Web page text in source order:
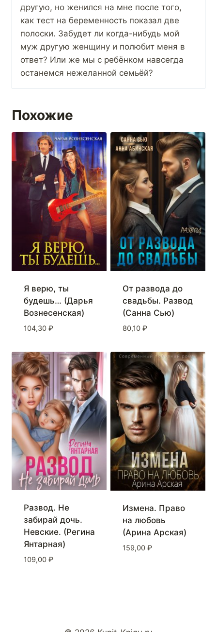
другую, но женился на мне после того,
как тест на беременность показал две
полоски. Забудет ли когда-нибудь мой
муж другую женщину и полюбит меня в
ответ? Или же мы с ребёнком навсегда
останемся нежеланной семьёй?
Похожие
Я верю, ты
будешь… (Дарья
Вознесенская)
104,30 ₽
От развода до
свадьбы. Развод
(Санна Сью)
80,10 ₽
Развод. Не
забирай дочь.
Невские. (Регина
Янтарная)
109,00 ₽
Измена. Право
на любовь
(Арина Арская)
159,00 ₽